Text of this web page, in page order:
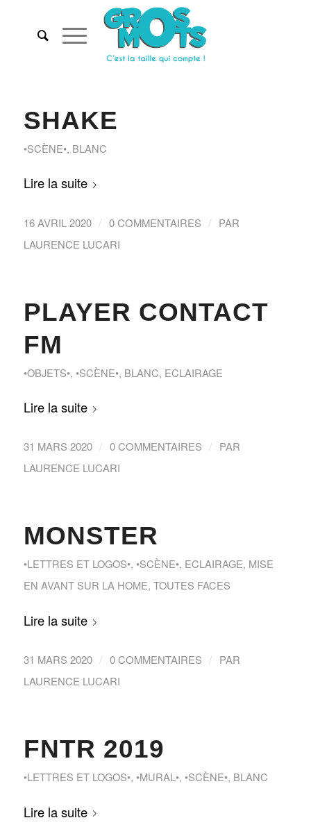
SHAKE
•SCÈNE•, BLANC
Lire la suite
16 AVRIL 2020 / 0 COMMENTAIRES / PAR
LAURENCE LUCARI
PLAYER CONTACT
FM
•OBJETS•, •SCÈNE•, BLANC, ECLAIRAGE
Lire la suite
31 MARS 2020 / 0 COMMENTAIRES / PAR
LAURENCE LUCARI
MONSTER
•LETTRES ET LOGOS•, •SCÈNE•, ECLAIRAGE, MISE
EN AVANT SUR LA HOME, TOUTES FACES
Lire la suite
31 MARS 2020 / 0 COMMENTAIRES / PAR
LAURENCE LUCARI
FNTR 2019
•LETTRES ET LOGOS•, •MURAL•, •SCÈNE•, BLANC
Lire la suite